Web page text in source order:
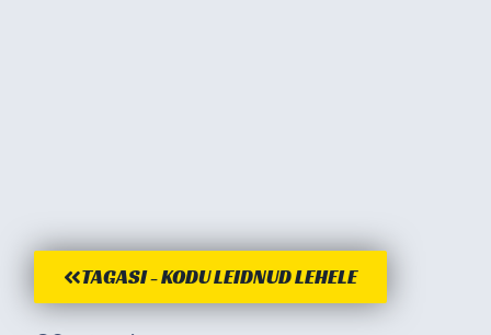
TAGASI - KODU LEIDNUD LEHELE